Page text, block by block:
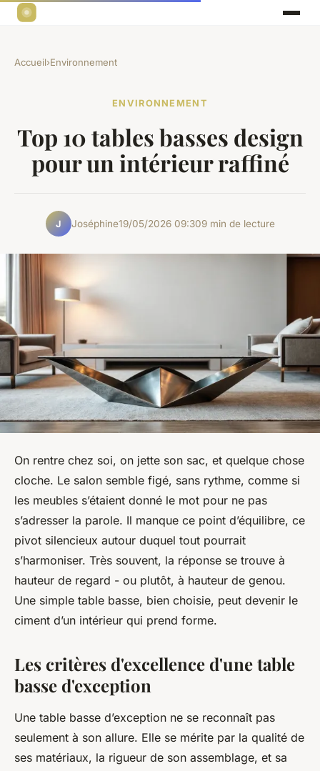
Accueil›Environnement
ENVIRONNEMENT
Top 10 tables basses design
pour un intérieur raffiné
J Joséphine19/05/2026 09:309 min de lecture
On rentre chez soi, on jette son sac, et quelque chose
cloche. Le salon semble figé, sans rythme, comme si
les meubles s’étaient donné le mot pour ne pas
s’adresser la parole. Il manque ce point d’équilibre, ce
pivot silencieux autour duquel tout pourrait
s’harmoniser. Très souvent, la réponse se trouve à
hauteur de regard - ou plutôt, à hauteur de genou.
Une simple table basse, bien choisie, peut devenir le
ciment d’un intérieur qui prend forme.
Les critères d'excellence d'une table
basse d'exception
Une table basse d’exception ne se reconnaît pas
seulement à son allure. Elle se mérite par la qualité de
ses matériaux, la rigueur de son assemblage, et sa